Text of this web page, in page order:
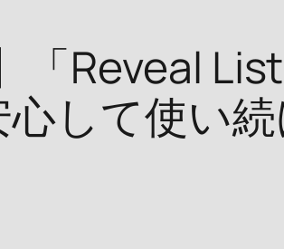
「Reveal
して使い